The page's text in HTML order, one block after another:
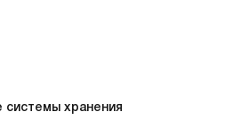
системы хранения